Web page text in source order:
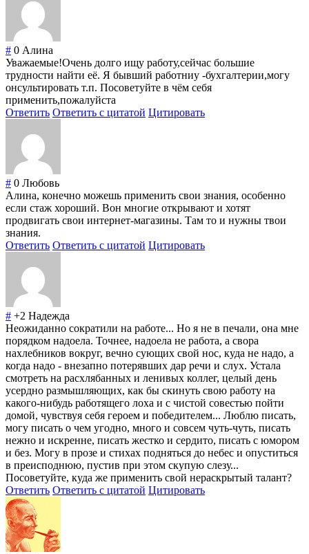
# 0 Алина
Уважаемые!Очень долго ищу работу,сейчас большие
трудности найти её. Я бывший работниу -бухгалтерии,могу
онсультировать т.п. Посоветуйте в чём себя
применить,пожалуйста
Ответить Ответить с цитатой Цитировать
# 0 Любовь
Алина, конечно можешь применить свои знания, особенно
если стаж хороший. Вон многие открывают и хотят
продвигать свои интернет-магазины. Там то и нужны твои
знания.
Ответить Ответить с цитатой Цитировать
# +2 Надежда
Неожиданно сократили на работе... Но я не в печали, она мне
порядком надоела. Точнее, надоела не работа, а свора
нахлебников вокруг, вечно сующих свой нос, куда не надо, а
когда надо - внезапно потерявших дар речи и слух. Устала
смотреть на расхлябанных и ленивых коллег, целый день
усердно размышляющих, как бы скинуть свою работу на
какого-нибудь работящего лоха и с чистой совестью пойти
домой, чувствуя себя героем и победителем... Люблю писать,
могу писать о чем угодно, много и совсем чуть-чуть, писать
нежно и искренне, писать жестко и сердито, писать с юмором
и без. Могу в прозе и стихах подняться до небес и опуститься
в преисподнюю, пустив при этом скупую слезу...
Посоветуйте, куда же применить свой нераскрытый талант?
Ответить Ответить с цитатой Цитировать